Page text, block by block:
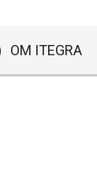
OM ITEGRA